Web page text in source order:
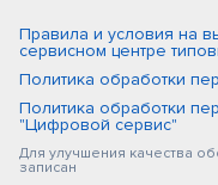
Правила и условия на
сервисном центре
Политика обработки
Политика обработки
"Цифровой сервис"
Для улучшения качества
записан